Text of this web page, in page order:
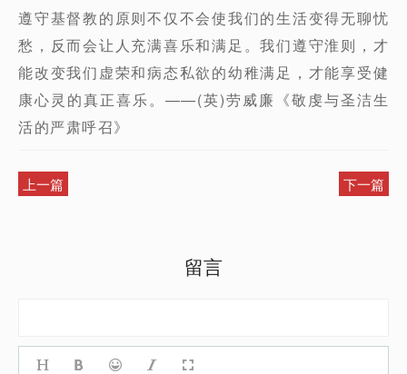
遵守基督教的原则不仅不会使我们的生活变得无聊忧
愁，反而会让人充满喜乐和满足。我们遵守淮则，才
能改变我们虚荣和病态私欲的幼稚满足，才能享受健
康心灵的真正喜乐。——(英)劳威廉《敬虔与圣洁生
活的严肃呼召》
上一篇 下一篇
留言